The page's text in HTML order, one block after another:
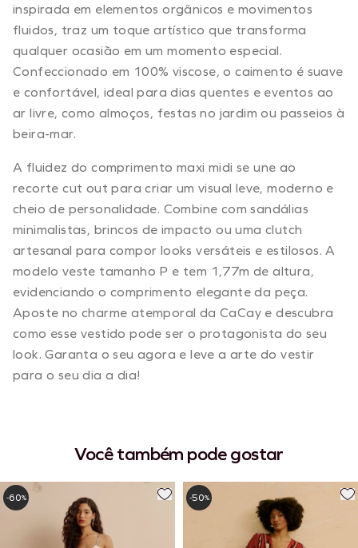
inspirada em elementos orgânicos e movimentos
fluidos, traz um toque artístico que transforma
qualquer ocasião em um momento especial.
Confeccionado em 100% viscose, o caimento é suave
e confortável, ideal para dias quentes e eventos ao
ar livre, como almoços, festas no jardim ou passeios à
beira-mar.
A fluidez do comprimento maxi midi se une ao
recorte cut out para criar um visual leve, moderno e
cheio de personalidade. Combine com sandálias
minimalistas, brincos de impacto ou uma clutch
artesanal para compor looks versáteis e estilosos. A
modelo veste tamanho P e tem 1,77m de altura,
evidenciando o comprimento elegante da peça.
Aposte no charme atemporal da CaCay e descubra
como esse vestido pode ser o protagonista do seu
look. Garanta o seu agora e leve a arte do vestir
para o seu dia a dia!
Você também pode gostar
-60% -50%